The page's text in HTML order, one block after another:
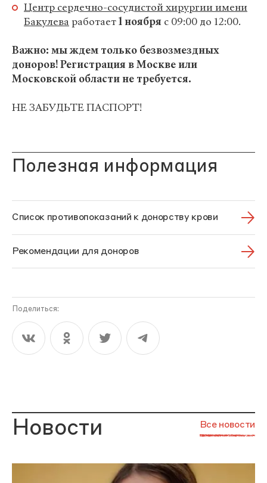
Центр сердечно-сосудистой хирургии имени
Бакулева работает1 ноября с 09:00 до 12:00.
Важно: мы ждем только безвозмездных
доноров! Регистрация в Москве или
Московской области не требуется.
НЕ ЗАБУДЬТЕ ПАСПОРТ!
Полезная информация
Список противопоказаний к донорству крови
Рекомендации для доноров
Поделиться:
Новости Все новости